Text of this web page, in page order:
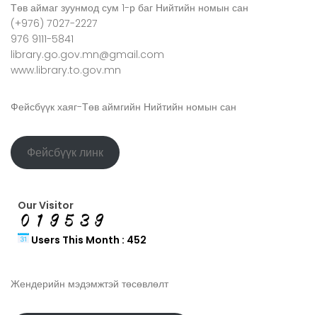
Төв аймаг зуунмод сум 1-р баг Нийтийн номын сан
(+976) 7027-2227
976 9111-5841
library.go.gov.mn@gmail.com
www.library.to.gov.mn
Фейсбүүк хаяг-Төв аймгийн Нийтийн номын сан
Фейсбүүк линк
Our Visitor
Users This Month : 452
Жендерийн мэдэмжтэй төсөвлөлт